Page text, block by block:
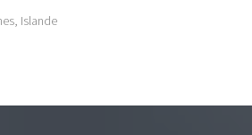
Islande